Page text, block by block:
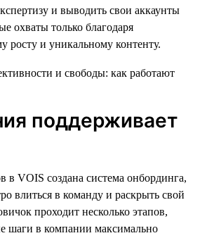
и выводить свои аккаунты
охваты только благодаря
росту и уникальному контенту.
поддерживает
в VOIS создана система онбординга,
влиться в команду и раскрыть свой
проходит несколько этапов,
шаги в компании максимально